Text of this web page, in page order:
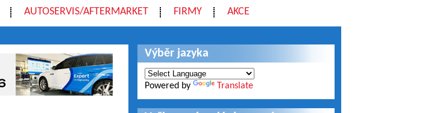
AUTOSERVIS/AFTERMARKET FIRMY AKCE
Výběr jazyka
Powered by Translate